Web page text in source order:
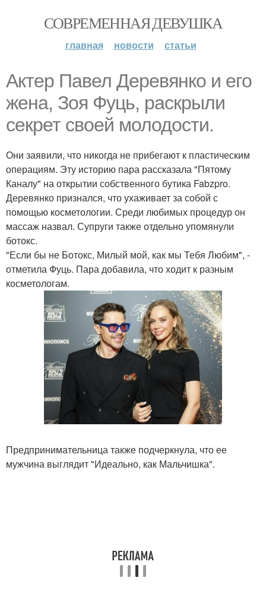
СОВРЕМЕННАЯ ДЕВУШКА
главная новости статьи
Актер Павел Деревянко и его
жена, Зоя Фуць, раскрыли
секрет своей молодости.
Они заявили, что никогда не прибегают к пластическим
операциям. Эту историю пара рассказала "Пятому
Каналу" на открытии собственного бутика Fabzpro.
Деревянко признался, что ухаживает за собой с
помощью косметологии. Среди любимых процедур он
массаж назвал. Супруги также отдельно упомянули
ботокс.
"Если бы не Ботокс, Милый мой, как мы Тебя Любим", -
отметила Фуць. Пара добавила, что ходит к разным
косметологам.
Предпринимательница также подчеркнула, что ее
мужчина выглядит "Идеально, как Мальчишка".